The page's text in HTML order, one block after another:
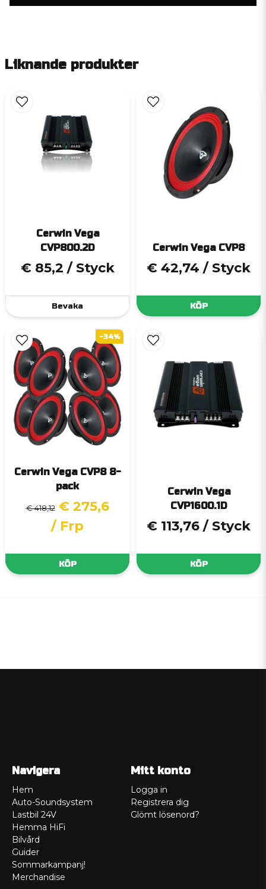
Liknande produkter
Cerwin Vega
CVP800.2D
€ 85,2 / Styck
Bevaka
Cerwin Vega CVP8
€ 42,74 / Styck
KÖP
Cerwin Vega CVP8 8-
pack
€ 418,12 € 275,6
/ Frp
KÖP
-34%
Cerwin Vega
CVP1600.1D
€ 113,76 / Styck
KÖP
Navigera
Hem
Auto-Soundsystem
Lastbil 24V
Hemma HiFi
Bilvård
Guider
Sommarkampanj!
Merchandise
Mitt konto
Logga in
Registrera dig
Glömt lösenord?